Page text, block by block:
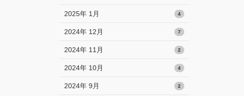
2025年 1月 4
2024年 12月 7
2024年 11月 2
2024年 10月 4
2024年 9月 2